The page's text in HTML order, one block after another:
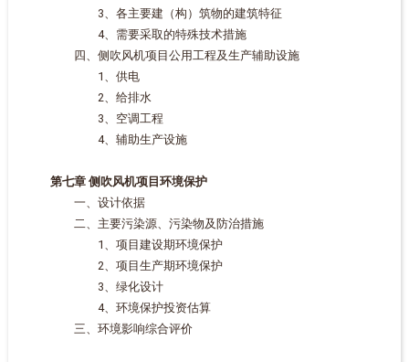
3、各主要建（构）筑物的建筑特征
4、需要采取的特殊技术措施
四、侧吹风机项目公用工程及生产辅助设施
1、供电
2、给排水
3、空调工程
4、辅助生产设施
第七章 侧吹风机项目环境保护
一、设计依据
二、主要污染源、污染物及防治措施
1、项目建设期环境保护
2、项目生产期环境保护
3、绿化设计
4、环境保护投资估算
三、环境影响综合评价